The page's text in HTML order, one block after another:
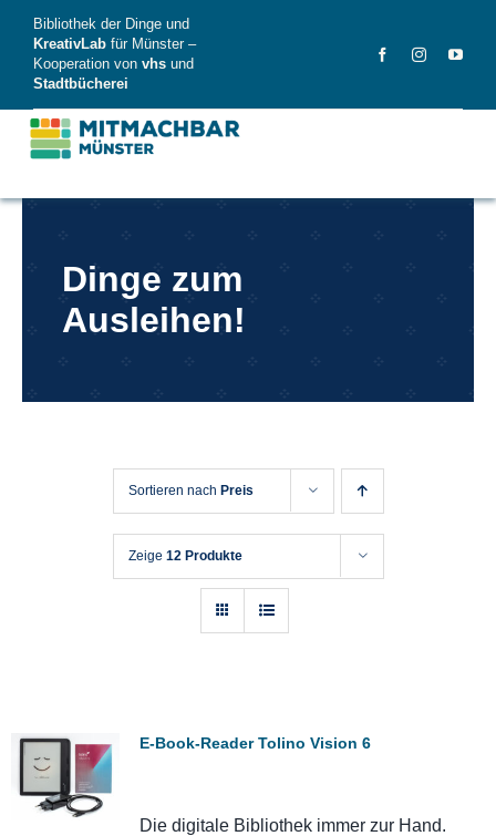
content
Bibliothek der Dinge und
KreativLab für Münster –
Kooperation von vhs und
Stadtbücherei
DingeDinge zum
Ausleihen!
Sortieren nach Preis
Zeige 12 Produkte
E-Book-Reader Tolino Vision 6
Die digitale Bibliothek immer zur Hand.